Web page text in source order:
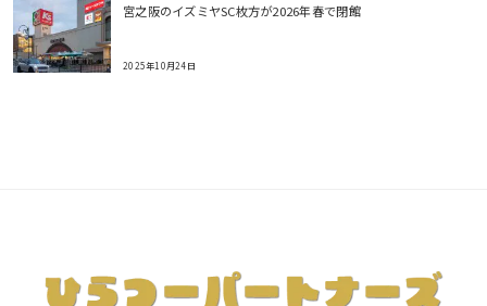
宮之阪のイズミヤSC枚方が2026年春で閉館
2025年10月24日